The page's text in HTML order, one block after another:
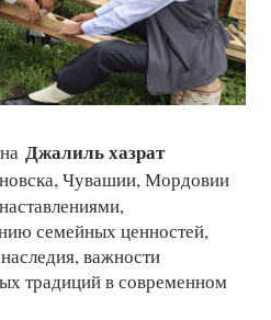
Джалиль хазрат
Чувашии, Мордовии
семейных ценностей,
важности
традиций в современном